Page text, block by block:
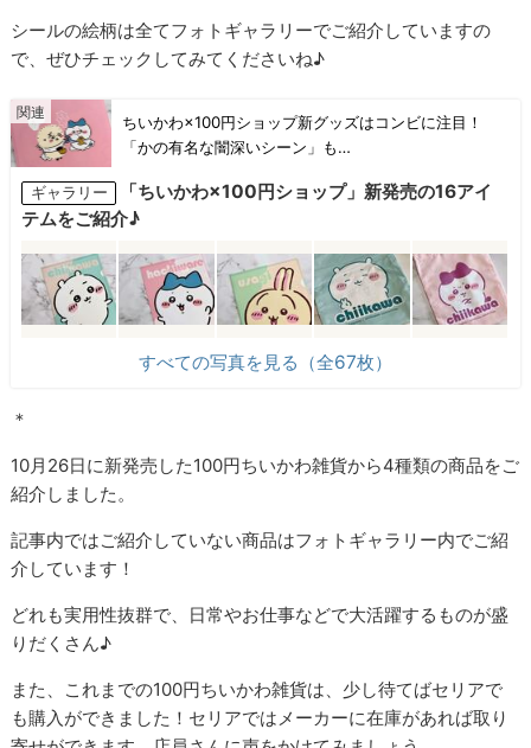
シールの絵柄は全てフォトギャラリーでご紹介していますの
で、ぜひチェックしてみてくださいね♪
ちいかわ×100円ショップ新グッズはコンビに注目！
「かの有名な闇深いシーン」も…
ギャラリー
「ちいかわ×100円ショップ」新発売の16アイ
テムをご紹介♪
すべての写真を見る（全67枚）
＊
10月26日に新発売した100円ちいかわ雑貨から4種類の商品をご
紹介しました。
記事内ではご紹介していない商品はフォトギャラリー内でご紹
介しています！
どれも実用性抜群で、日常やお仕事などで大活躍するものが盛
りだくさん♪
また、これまでの100円ちいかわ雑貨は、少し待てばセリアで
も購入ができました！セリアではメーカーに在庫があれば取り